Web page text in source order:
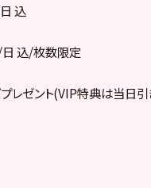
込
込/枚数限定
ゼント(VIP特典は当日引